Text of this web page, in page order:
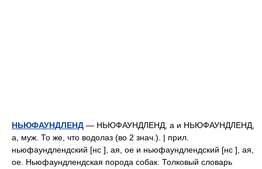
НЬЮФАУНДЛЕНД — НЬЮФАУНДЛЕНД, а и НЬЮФАУНДЛЕНД,
а, муж. То же, что водолаз (во 2 знач.). | прил.
ньюфаундлендский [нс ], ая, ое и ньюфаундлендский [нс ], ая,
ое. Ньюфаундлендская порода собак. Толковый словарь